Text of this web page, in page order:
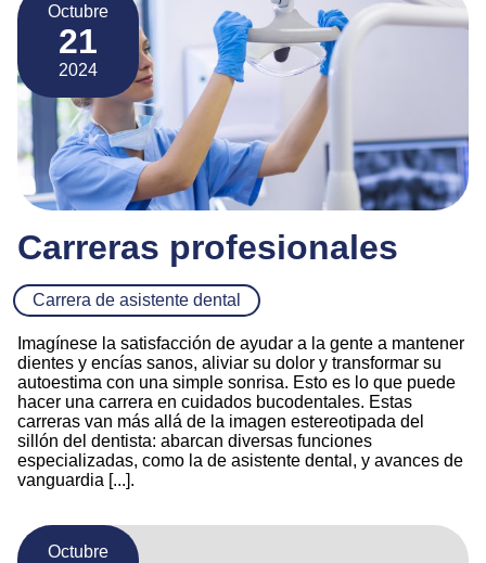
Octubre
21
2024
Carreras profesionales
Carrera de asistente dental
Imagínese la satisfacción de ayudar a la gente a mantener
dientes y encías sanos, aliviar su dolor y transformar su
autoestima con una simple sonrisa. Esto es lo que puede
hacer una carrera en cuidados bucodentales. Estas
carreras van más allá de la imagen estereotipada del
sillón del dentista: abarcan diversas funciones
especializadas, como la de asistente dental, y avances de
vanguardia [...].
Octubre